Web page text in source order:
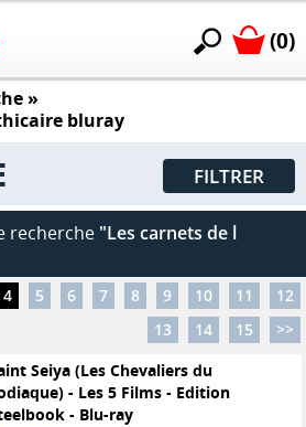
(0)
»
bluray
FILTRER
recherche "Les carnets de l
4 5 6 7 8 9 10 11
12
13
14 15
>>
Seiya (Les Chevaliers du
- Les 5 Films - Edition
- Blu-ray